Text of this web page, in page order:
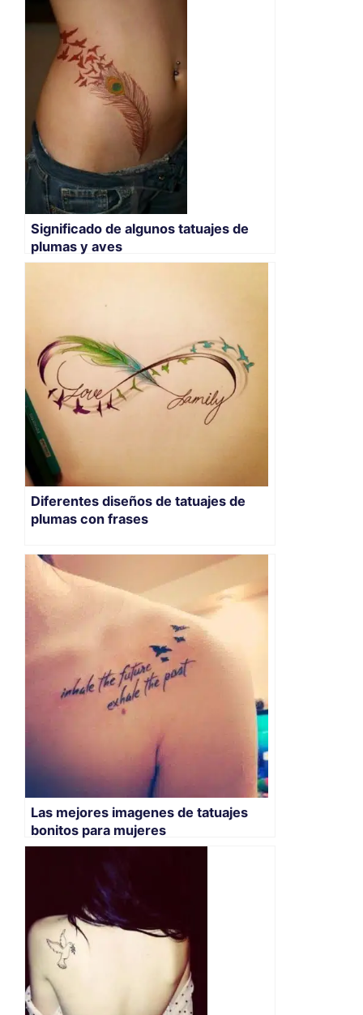
Significado de algunos tatuajes de
plumas y aves
Diferentes diseños de tatuajes de
plumas con frases
Las mejores imagenes de tatuajes
bonitos para mujeres